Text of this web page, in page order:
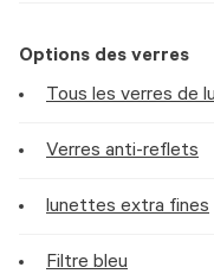
Options des verres
Tous les verres de
Verres anti-reflets
lunettes extra fines
Filtre bleu